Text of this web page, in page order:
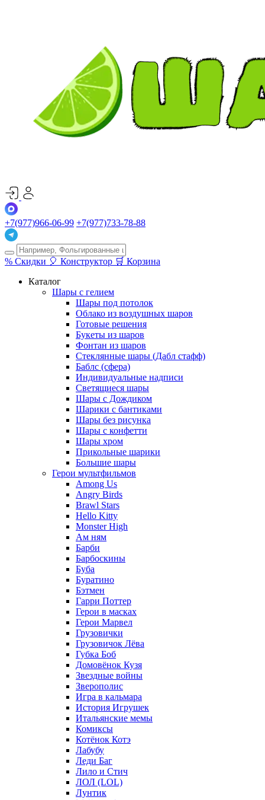
+7(977)966-06-99 +7(977)733-78-88
% Скидки 🎈 Конструктор 🛒 Корзина
Каталог
Шары с гелием
Шары под потолок
Облако из воздушных шаров
Готовые решения
Букеты из шаров
Фонтан из шаров
Стеклянные шары (Дабл стафф)
Баблс (сфера)
Индивидуальные надписи
Светящиеся шары
Шары с Дождиком
Шарики с бантиками
Шары без рисунка
Шары с конфетти
Шары хром
Прикольные шарики
Большие шары
Герои мультфильмов
Among Us
Angry Birds
Brawl Stars
Hello Kitty
Monster High
Ам ням
Барби
Барбоскины
Буба
Буратино
Бэтмен
Гарри Поттер
Герои в масках
Герои Марвел
Грузовички
Грузовичок Лёва
Губка Боб
Домовёнок Кузя
Звездные войны
Зверополис
Игра в кальмара
История Игрушек
Итальянские мемы
Комиксы
Котёнок Котэ
Лабубу
Леди Баг
Лило и Стич
ЛОЛ (LOL)
Лунтик